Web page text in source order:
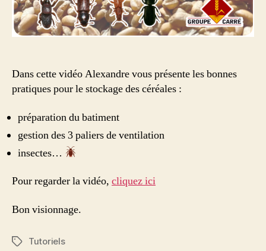
céréales
Dans cette vidéo Alexandre vous présente les bonnes
pratiques pour le stockage des céréales :
préparation du batiment
gestion des 3 paliers de ventilation
insectes…
Pour regarder la vidéo, cliquez ici
Bon visionnage.
Étiquettes
Tutoriels